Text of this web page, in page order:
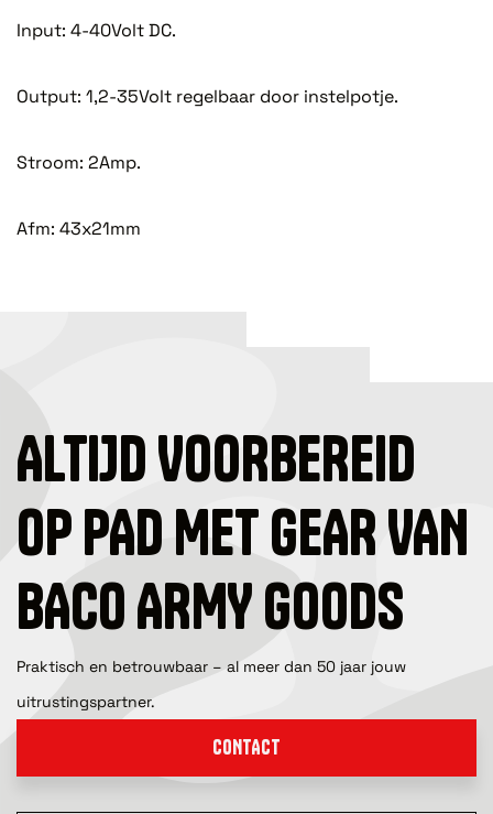
Input: 4-40Volt DC.
Output: 1,2-35Volt regelbaar door instelpotje.
Stroom: 2Amp.
Afm: 43x21mm
ALTIJD VOORBEREID
OP PAD MET GEAR VAN
BACO ARMY GOODS
Praktisch en betrouwbaar – al meer dan 50 jaar jouw
uitrustingspartner.
CONTACT